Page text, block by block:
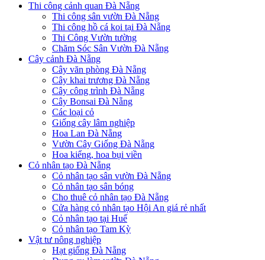
Thi công cảnh quan Đà Nẵng
Thi công sân vườn Đà Nẵng
Thi công hồ cá koi tại Đà Nẵng
Thi Công Vườn tường
Chăm Sóc Sân Vườn Đà Nẵng
Cây cảnh Đà Nẵng
Cây văn phòng Đà Nẵng
Cây khai trương Đà Nẵng
Cây công trình Đà Nẵng
Cây Bonsai Đà Nẵng
Các loại cỏ
Giống cây lâm nghiệp
Hoa Lan Đà Nẵng
Vườn Cây Giống Đà Nẵng
Hoa kiểng, hoa bụi viền
Cỏ nhân tạo Đà Nẵng
Cỏ nhân tạo sân vườn Đà Nẵng
Cỏ nhân tạo sân bóng
Cho thuê cỏ nhân tạo Đà Nẵng
Cửa hàng cỏ nhân tạo Hội An giá rẻ nhất
Cỏ nhân tạo tại Huế
Cỏ nhân tạo Tam Kỳ
Vật tư nông nghiệp
Hạt giống Đà Nẵng